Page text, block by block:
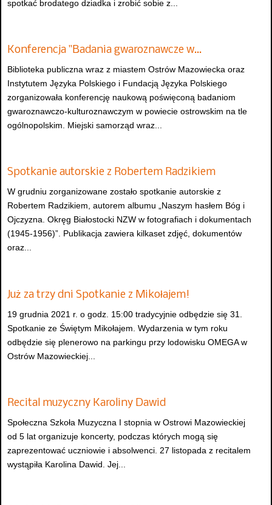
spotkać brodatego dziadka i zrobić sobie z...
Konferencja "Badania gwaroznawcze w…
Biblioteka publiczna wraz z miastem Ostrów Mazowiecka oraz
Instytutem Języka Polskiego i Fundacją Języka Polskiego
zorganizowała konferencję naukową poświęconą badaniom
gwaroznawczo-kulturoznawczym w powiecie ostrowskim na tle
ogólnopolskim. Miejski samorząd wraz...
Spotkanie autorskie z Robertem Radzikiem
W grudniu zorganizowane zostało spotkanie autorskie z
Robertem Radzikiem, autorem albumu „Naszym hasłem Bóg i
Ojczyzna. Okręg Białostocki NZW w fotografiach i dokumentach
(1945-1956)”. Publikacja zawiera kilkaset zdjęć, dokumentów
oraz...
Już za trzy dni Spotkanie z Mikołajem!
19 grudnia 2021 r. o godz. 15:00 tradycyjnie odbędzie się 31.
Spotkanie ze Świętym Mikołajem. Wydarzenia w tym roku
odbędzie się plenerowo na parkingu przy lodowisku OMEGA w
Ostrów Mazowieckiej...
Recital muzyczny Karoliny Dawid
Społeczna Szkoła Muzyczna I stopnia w Ostrowi Mazowieckiej
od 5 lat organizuje koncerty, podczas których mogą się
zaprezentować uczniowie i absolwenci. 27 listopada z recitalem
wystąpiła Karolina Dawid. Jej...